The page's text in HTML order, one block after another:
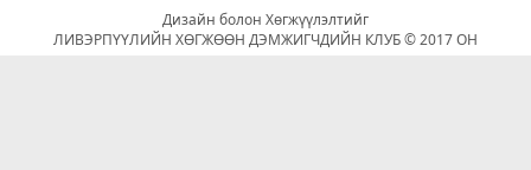
Дизайн болон Хөгжүүлэлтийг
ЛИВЭРПҮҮЛИЙН ХӨГЖӨӨН ДЭМЖИГЧДИЙН КЛУБ © 2017 ОН